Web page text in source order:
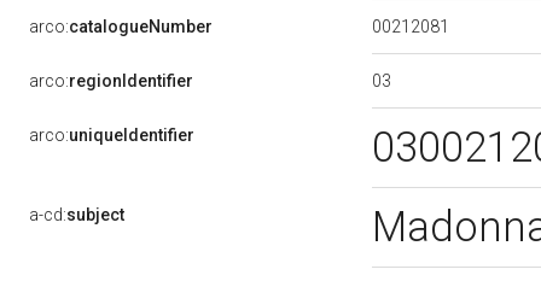
arco:catalogueNumber 00212081
arco:regionIdentifier 03
arco:uniqueIdentifier
a-cd:subject